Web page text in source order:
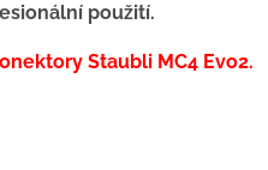
použití.
Staubli MC4 Evo2.